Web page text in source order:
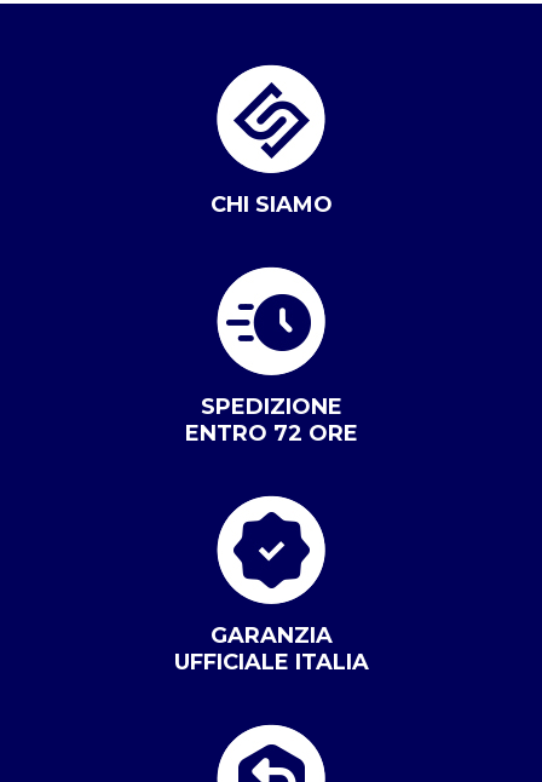
CHI SIAMO
SPEDIZIONE
ENTRO 72 ORE
GARANZIA
UFFICIALE ITALIA